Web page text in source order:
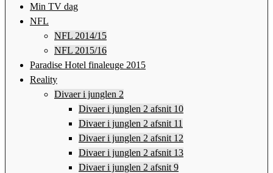
Min TV dag
NFL
NFL 2014/15
NFL 2015/16
Paradise Hotel finaleuge 2015
Reality
Divaer i junglen 2
Divaer i junglen 2 afsnit 10
Divaer i junglen 2 afsnit 11
Divaer i junglen 2 afsnit 12
Divaer i junglen 2 afsnit 13
Divaer i junglen 2 afsnit 9